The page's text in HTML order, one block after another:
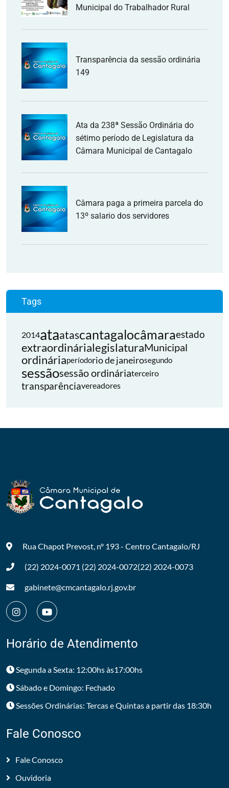
Municipal do Trabalhador Rural
Transparência da sessão ordinária
149
Ata da 238ª Sessão Ordinária do
sétimo período de Legislatura da
Câmara Municipal de Cantagalo
Câmara paga a primeira parcela do
13º salario dos servidores
Tags
2014ataatascantagalocâmaraestado
extraordinárialegislaturaMunicipal
ordináriaperíodorio de janeirosegundo
sessãosessão ordináriaterceiro
transparênciavereadores
Rua Chapot Prevost, nº 193 - CentroCantagalo/RJ
(22) 2024-0071 (22) 2024-0072(22) 2024-0073
gabinete@cmcantagalo.rj.gov.br
Horário de Atendimento
Segunda a Sexta: 12:00hs às17:00hs
Sábado e Domingo: Fechado
Sessões Ordinárias: Tercas e Quintas a partir das 18:30h
Fale Conosco
Fale Conosco
Ouvidoria